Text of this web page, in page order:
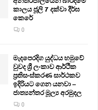
කාලය ජූලි 7 දක්වා දීර්ඝ
කෙරේ
0
මැදපෙරදිග යුද්ධය හමුවේ
වුවද ශ්‍රී ලංකාව ආර්ථික
ප්‍රතිසංස්කරණ සාර්ථකව
ඉදිරියට ගෙන යනවා –
ජාත්‍යන්තර මූල්‍ය අරමුදල
0